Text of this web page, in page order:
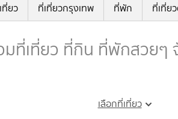
ที่ยว ที่เที่ยวกรุงเทพ ที่พัก ที่เที่ย
มที่เที่ยว ที่กิน ที่พักสวยๆ
เลือกที่เที่ยว